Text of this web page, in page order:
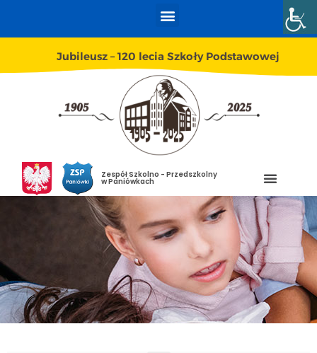
Jubileusz – 120 lecia Szkoły Podstawowej
Zespół Szkolno - Przedszkolny
w Paniówkach